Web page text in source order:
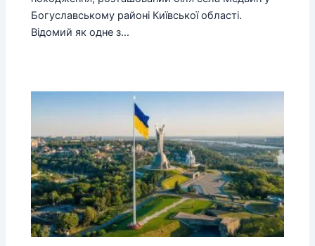
Богуславському районі Київської області.
Відомий як одне з…